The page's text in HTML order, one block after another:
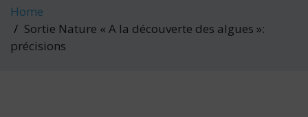
Home
Sortie Nature « A la découverte des algues »:
précisions